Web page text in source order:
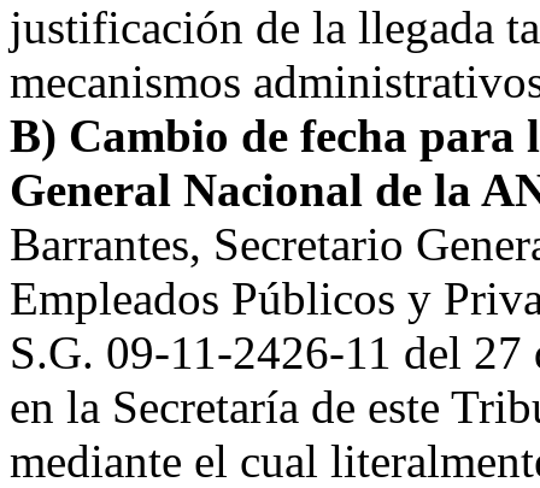
justificación de la llegada
mecanismos
B) Cambio de fecha para
General Nacional de la
Barrantes, Secretario
Empleados Públicos y
S.G. 09-11-2426-11 del 27
en la Secretaría de este
mediante el cual